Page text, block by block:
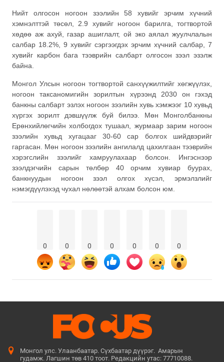
Нийт олгосон ногоон зээлийн 58 хувийг эрчим хүчний
хэмнэлттэй төсөл, 2.9 хувийг ногоон барилга, тогтвортой
хөдөө аж ахуй, газар ашиглалт, ой эко аялал жуулчлалын
салбар 18.2%, 9 хувийг сэргээгдэх эрчим хүчний салбар, 7
хувийг карбон бага тээврийн салбарт олгосон зээл эзэлж
байна.
Монгол Улсын ногоон тогтвортой санхүүжилтийг хөгжүүлэх,
ногоон таксаномигийн зорилтын хүрээнд 2030 он гэхэд
банкны салбарт эзлэх ногоон зээлийн хувь хэмжээг 10 хувьд
хүргэх зорилт дэвшүүлж буй билээ. Мөн Монголбанкны
Ерөнхийлөгчийн холбогдох тушаал, журмаар зарим ногоон
зээлийн хувьд хугацааг 30-60 сар болгох шийдвэрийг
гаргасан. Мөн ногоон зээлийн ангилалд цахилгаан тээврийн
хэрэгслийн зээлийг хамруулахаар болсон. Ингэснээр
зээлдэгчийн сарын төлбөр 40 орчим хувиар буурах,
банкнуудын ногоон зээл олгох хүсэл, эрмэлзлийг
нэмэгдүүлэхэд чухал нөлөөтэй алхам болсон юм.
0 0 0 0 0 0 0
Монгол улс. Улаанбаатар. Сүхбаатар дүүрэг. Амарын
гудамж. Лагшин төв 410 тоот. Редакцийн утас: 77710088.